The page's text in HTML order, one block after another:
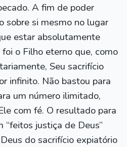
A fim de poder
sobre si mesmo no lugar
estar absolutamente
o Filho eterno que, como
Seu sacrifício
infinito. Não bastou para
um número ilimitado,
com fé. O resultado para
“feitos justiça de Deus”
do sacrifício expiatório